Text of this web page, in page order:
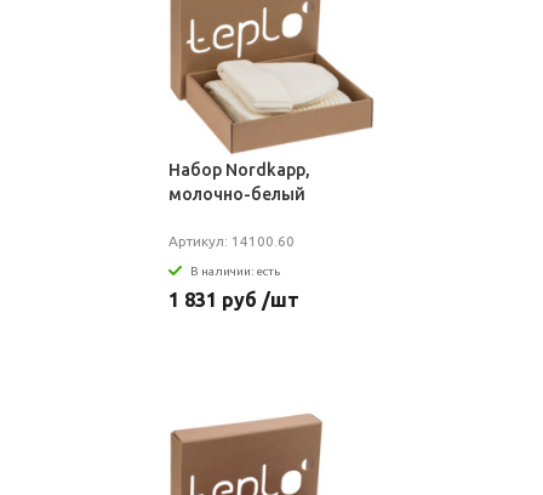
Набор Nordkapp,
молочно-белый
Артикул: 14100.60
В наличии: есть
1 831 руб /шт